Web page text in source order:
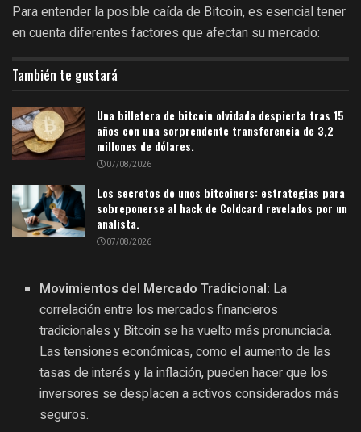
Para entender la posible caída de Bitcoin, es esencial tener
en cuenta diferentes factores que afectan su mercado:
También te gustará
Una billetera de bitcoin olvidada despierta tras 15
años con una sorprendente transferencia de 3,2
millones de dólares.
07/08/2026
Los secretos de unos bitcoiners: estrategias para
sobreponerse al hack de Coldcard revelados por un
analista.
07/08/2026
Movimientos del Mercado Tradicional: La
correlación entre los mercados financieros
tradicionales y Bitcoin se ha vuelto más pronunciada.
Las tensiones económicas, como el aumento de las
tasas de interés y la inflación, pueden hacer que los
inversores se desplacen a activos considerados más
seguros.